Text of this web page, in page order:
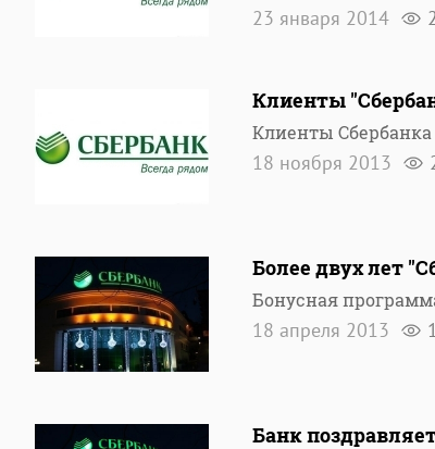
23 января 2014
Клиенты
Клиенты Сбербанка
18 ноября 2013
Более двух лет
Бонусная
18 апреля 2013
Банк